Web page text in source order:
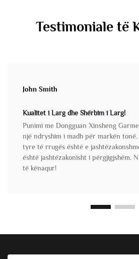
Testimoniale të
John Smith
Kualitet i Larg dhe Shërbim i Larg!
Punimi me Dongguan Xinsheng
një ndryshim i madh për markën tonë.
tyre të rrugës është e
është jashtëzakonisht i përgjigjshëm.
të kënaqur!